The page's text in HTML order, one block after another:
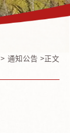
> 通知公告 >正文